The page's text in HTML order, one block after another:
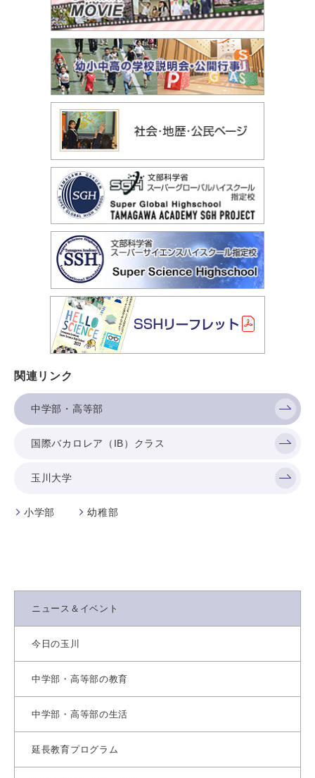
関連リンク
中学部・高等部
国際バカロレア（IB）クラス
玉川大学
小学部 幼稚部
ニュース＆イベント
今日の玉川
中学部・高等部の教育
中学部・高等部の生活
延長教育プログラム